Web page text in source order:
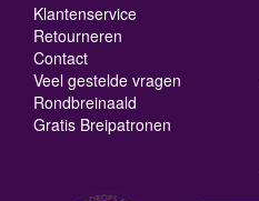
Klantenservice
Retourneren
Contact
Veel gestelde vragen
Rondbreinaald
Gratis Breipatronen